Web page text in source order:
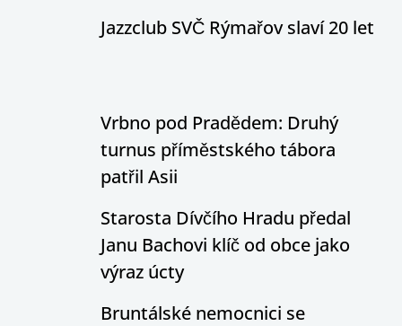
Jazzclub SVČ Rýmařov slaví 20 let
Vrbno pod Pradědem: Druhý
turnus příměstského tábora
patřil Asii
Starosta Dívčího Hradu předal
Janu Bachovi klíč od obce jako
výraz úcty
Bruntálské nemocnici se